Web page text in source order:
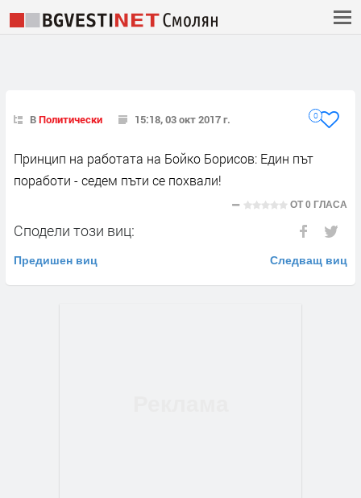
ВПолитически 15:18, 03 окт 2017 г. 0
Принцип на работата на Бойко Борисов: Един път
поработи - седем пъти се похвали!
ОТ0 ГЛАСА
Сподели този виц:
Предишен виц Следващ виц